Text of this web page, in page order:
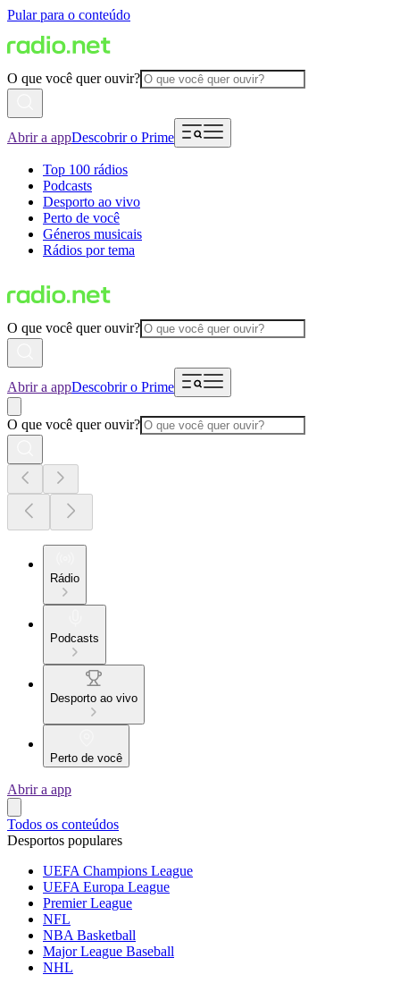
Pular para o conteúdo
O que você quer ouvir?
Abrir a appDescobrir o Prime
Top 100 rádios
Podcasts
Desporto ao vivo
Perto de você
Géneros musicais
Rádios por tema
O que você quer ouvir?
Abrir a appDescobrir o Prime
O que você quer ouvir?
Rádio
Podcasts
Desporto ao vivo
Perto de você
Abrir a app
Todos os conteúdos
Desportos populares
UEFA Champions League
UEFA Europa League
Premier League
NFL
NBA Basketball
Major League Baseball
NHL